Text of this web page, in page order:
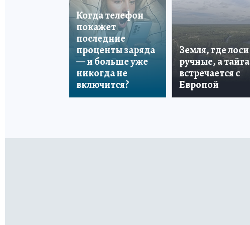
Когда телефон
покажет
последние
проценты заряда
— и больше уже
никогда не
включится?
Земля, где лоси
ручные, а тайга
встречается с
Европой